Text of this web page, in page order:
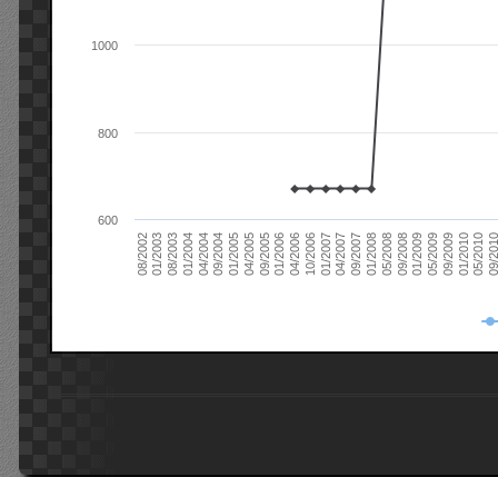
08/200201/200308/200301/200404/200409/200401/200504/200509/200501/200604/200610/200601/200704/200709/200701/200805/200809/200801/200905/200909/200901/201005/201009/
600
800
1000